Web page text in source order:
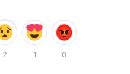
2 1 0